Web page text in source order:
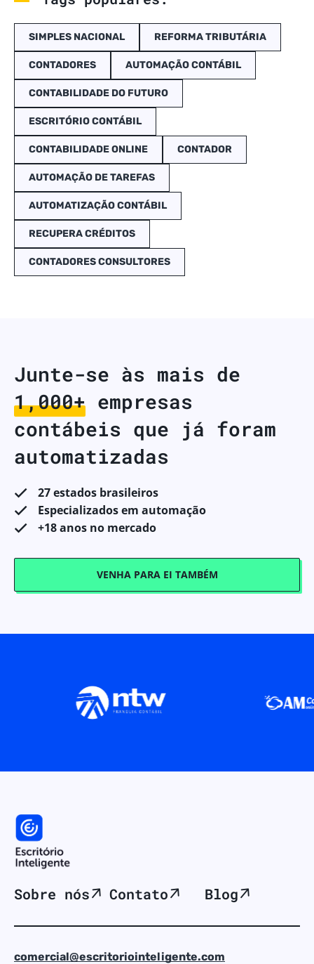
SIMPLES NACIONAL REFORMA TRIBUTÁRIA
CONTADORES AUTOMAÇÃO CONTÁBIL
CONTABILIDADE DO FUTURO
ESCRITÓRIO CONTÁBIL
CONTABILIDADE ONLINE CONTADOR
AUTOMAÇÃO DE TAREFAS
AUTOMATIZAÇÃO CONTÁBIL
RECUPERA CRÉDITOS
CONTADORES CONSULTORES
Junte-se às mais de
1,000+ empresas
contábeis que já foram
automatizadas
27 estados brasileiros
Especializados em automação
+18 anos no mercado
VENHA PARA EI TAMBÉM
Sobre nós Contato Blog
comercial@escritoriointeligente.com